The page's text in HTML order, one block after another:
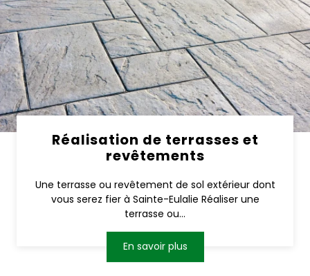
Réalisation de terrasses et
revêtements
Une terrasse ou revêtement de sol extérieur dont
vous serez fier à Sainte-Eulalie Réaliser une
terrasse ou...
En savoir plus